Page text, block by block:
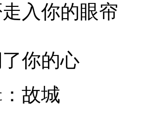
你的眼帘
你的心
故城